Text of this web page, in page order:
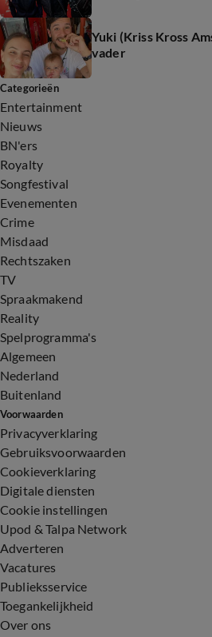
Yuki (Kriss Kross
vader
Categorieën
Entertainment
Nieuws
BN'ers
Royalty
Songfestival
Evenementen
Crime
Misdaad
Rechtszaken
TV
Spraakmakend
Reality
Spelprogramma's
Algemeen
Nederland
Buitenland
Voorwaarden
Privacyverklaring
Gebruiksvoorwaarden
Cookieverklaring
Digitale diensten
Cookie instellingen
Upod & Talpa Network
Adverteren
Vacatures
Publieksservice
Toegankelijkheid
Over ons